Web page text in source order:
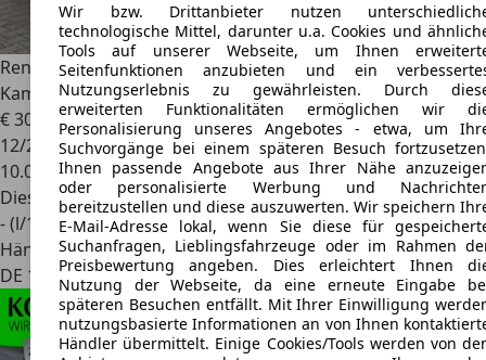
RenaultTrafic L2H1 3,0t Komfort130 DCI
Kamera+Allwetterr.
€ 30.8901
12/2025
10.000 km
Diesel
- (l/100 km)
Händler
DE 12247Berlin - Steglitz
Wir bzw. Drittanbieter nutzen
technologische Mittel, darunter u.a. Cookies und
Tools auf unserer Webseite, um Ihnen
Seitenfunktionen anzubieten und ein
Nutzungserlebnis zu gewährleisten. Durch
erweiterten Funktionalitäten ermöglichen wir
Personalisierung unseres Angebotes - etwa, um
Suchvorgänge bei einem späteren Besuch
Ihnen passende Angebote aus Ihrer Nähe
oder personalisierte Werbung und
bereitzustellen und diese auszuwerten. Wir speichern
E-Mail-Adresse lokal, wenn Sie diese für
Suchanfragen, Lieblingsfahrzeuge oder im Rahmen
Preisbewertung angeben. Dies erleichtert Ihnen
Nutzung der Webseite, da eine erneute Eingabe
späteren Besuchen entfällt. Mit Ihrer Einwilligung
nutzungsbasierte Informationen an von Ihnen
Händler übermittelt. Einige Cookies/Tools werden von